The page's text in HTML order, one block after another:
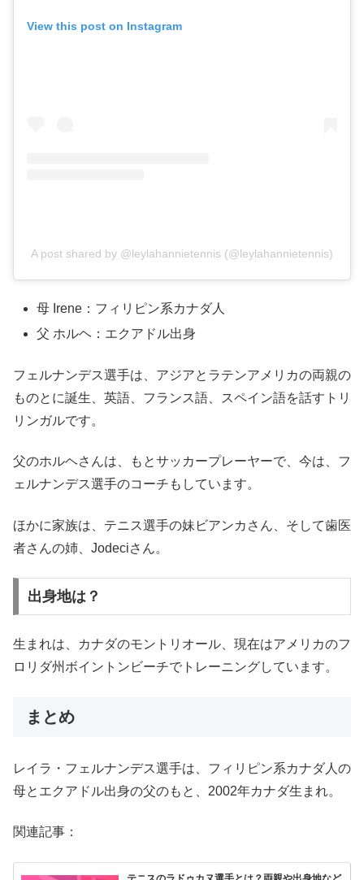
View this post on Instagram
A post shared by @leylahannietennis (@leylahannietennis)
母 Irene：フィリピン系カナダ人
父 ホルヘ：エクアドル出身
フェルナンデス選手は、アジアとラテンアメリカの両親の
ものとに誕生、英語、フランス語、スペイン語を話すトリ
リンガルです。
父のホルヘさんは、もとサッカープレーヤーで、今は、フ
ェルナンデス選手のコーチもしています。
ほかに家族は、テニス選手の妹ビアンカさん、そして歯医
者さんの姉、Jodeciさん。
出身地は？
生まれは、カナダのモントリオール、現在はアメリカのフ
ロリダ州ボイントンビーチでトレーニングしています。
まとめ
レイラ・フェルナンデス選手は、フィリピン系カナダ人の
母とエクアドル出身の父のもと、2002年カナダ生まれ。
関連記事：